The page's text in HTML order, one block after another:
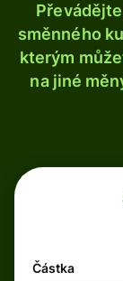
směnného
kterým
na jiné
Částka